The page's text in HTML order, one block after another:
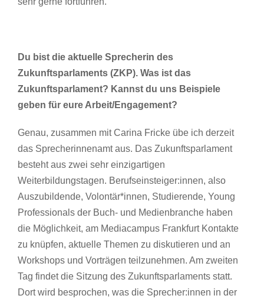
Du bist die aktuelle Sprecherin des
Zukunftsparlaments (ZKP). Was ist das
Zukunftsparlament? Kannst du uns Beispiele
geben für eure Arbeit/Engagement?
Genau, zusammen mit Carina Fricke übe ich derzeit
das Sprecherinnenamt aus. Das Zukunftsparlament
besteht aus zwei sehr einzigartigen
Weiterbildungstagen. Berufseinsteiger:innen, also
Auszubildende, Volontär*innen, Studierende, Young
Professionals der Buch- und Medienbranche haben
die Möglichkeit, am Mediacampus Frankfurt Kontakte
zu knüpfen, aktuelle Themen zu diskutieren und an
Workshops und Vorträgen teilzunehmen. Am zweiten
Tag findet die Sitzung des Zukunftsparlaments statt.
Dort wird besprochen, was die Sprecher:innen in der